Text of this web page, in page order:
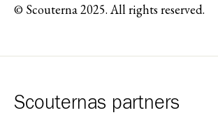
© Scouterna 2025. All rights reserved.
Scouternas partners